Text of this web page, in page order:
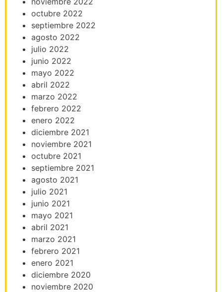
octubre 2022
septiembre 2022
agosto 2022
julio 2022
junio 2022
mayo 2022
abril 2022
marzo 2022
febrero 2022
enero 2022
diciembre 2021
noviembre 2021
octubre 2021
septiembre 2021
agosto 2021
julio 2021
junio 2021
mayo 2021
abril 2021
marzo 2021
febrero 2021
enero 2021
diciembre 2020
noviembre 2020